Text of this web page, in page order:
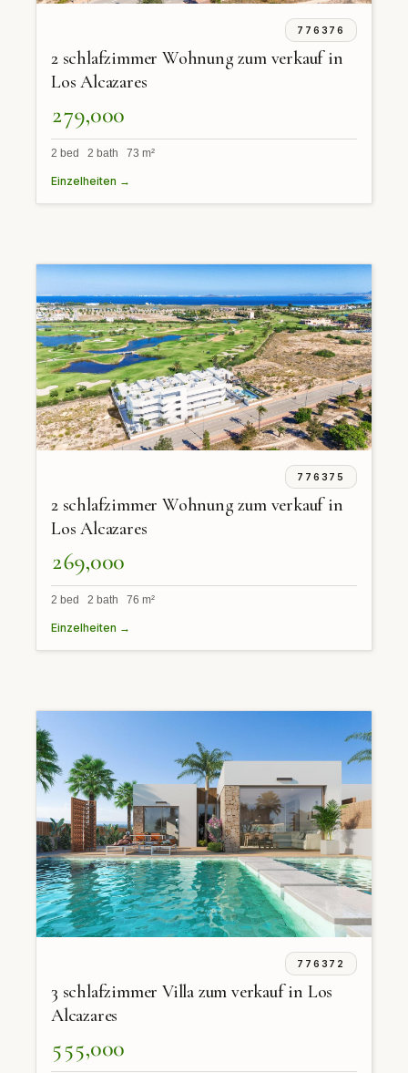
776376
2 schlafzimmer Wohnung zum verkauf in
Los Alcazares
279,000
2 bed 2 bath 73 m²
Einzelheiten →
776375
2 schlafzimmer Wohnung zum verkauf in
Los Alcazares
269,000
2 bed 2 bath 76 m²
Einzelheiten →
776372
3 schlafzimmer Villa zum verkauf in Los
Alcazares
555,000